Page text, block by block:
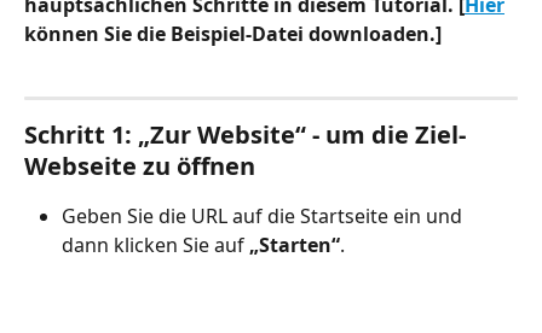
können Sie die Beispiel-Datei downloaden.]
Schritt 1: „Zur Website“ - um die Ziel-
Webseite zu öffnen
Geben Sie die URL auf die Startseite ein und
dann klicken Sie auf „Starten“.